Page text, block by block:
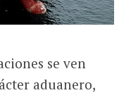
se ven
aduanero,